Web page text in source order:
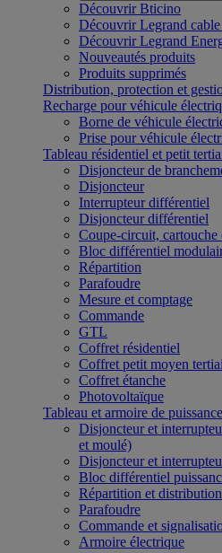
Découvrir Bticino
Découvrir Legrand cable
Découvrir Legrand
Nouveautés produits
Produits supprimés
Distribution, protection et
Recharge pour véhicule
Borne de véhicule
Prise pour véhicule
Tableau résidentiel et petit
Disjoncteur de
Disjoncteur
Interrupteur différentiel
Disjoncteur différentiel
Coupe-circuit, cartouche
Bloc différentiel
Répartition
Parafoudre
Mesure et comptage
Commande
GTL
Coffret résidentiel
Coffret petit moyen
Coffret étanche
Photovoltaïque
Tableau et armoire de puissance
Disjoncteur et
et moulé)
Disjoncteur et
Bloc différentiel
Répartition et distribution
Parafoudre
Commande et
Armoire électrique